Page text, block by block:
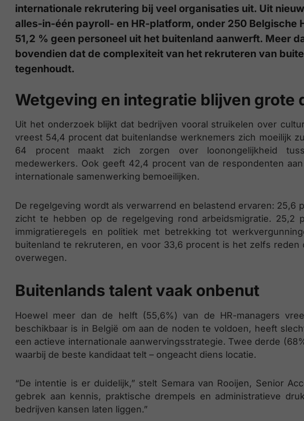
internationale rekrutering bij veel organisaties uit. Uit
alles-in-één payroll- en HR-platform, onder 250 Belgische
51,2 % geen personeel uit het buitenland aanwerft. Meer
bovendien dat de complexiteit van het rekruteren van
tegenhoudt.
Wetgeving en integratie blijven grote
Uit het onderzoek blijkt dat bedrijven vooral struikelen over
vreest 54,4 procent dat buitenlandse werknemers zich moeilijk
64 procent maakt zich zorgen over loonongelijkheid
medewerkers. Ook geeft 42,4 procent van de respondenten
internationale samenwerking bemoeilijken.
De regelgeving wordt als verwarrend en belastend ervaren: 25,6
zicht te hebben op de regelgeving rond arbeidsmigratie. 25,2
immigratieregels en politiek met betrekking tot
buitenland te rekruteren, en voor 33,6 procent is het zelfs reden
overwegen.
Buitenlands talent vaak onbenut
Hoewel meer dan de helft (55,6%) van de HR-managers
beschikbaar is in België om aan de noden te voldoen, heeft
een actieve internationale aanwervingsstrategie. Twee derde
waarbij de beste kandidaat telt – ongeacht diens locatie.
“De intentie is er duidelijk,” stelt Semara van Rooijen, Senior
gebrek aan kennis, praktische drempels en administratieve
bedrijven kansen laten liggen.”